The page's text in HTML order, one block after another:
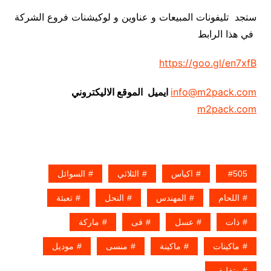
ستجد تليفونات المبيعات و عناوين و لوكيشنات فروع الشركة
في هذا الرابط
https://goo.gl/en7xfB
info@m2pack.com ايميل الموقع الاليكتروني
m2pack.com
505 اكياس الثلاثي السوائل
اللحام المهندس النحل تعبئة
ذات عسل فى ماركة
ماكينات ماكينة منسى موديل